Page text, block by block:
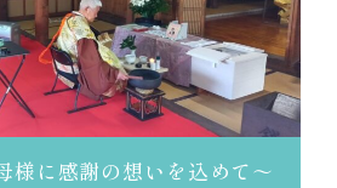
様に感謝の想いを込めて～